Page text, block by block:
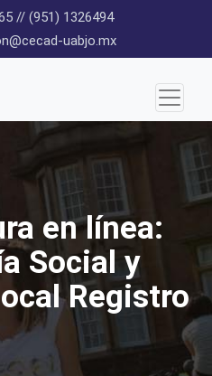
// (951) 1326494
uabjo.mx
en línea:
Social y
Registro